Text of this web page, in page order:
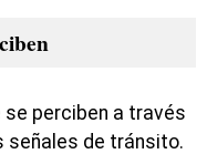
perciben a través
señales de tránsito.